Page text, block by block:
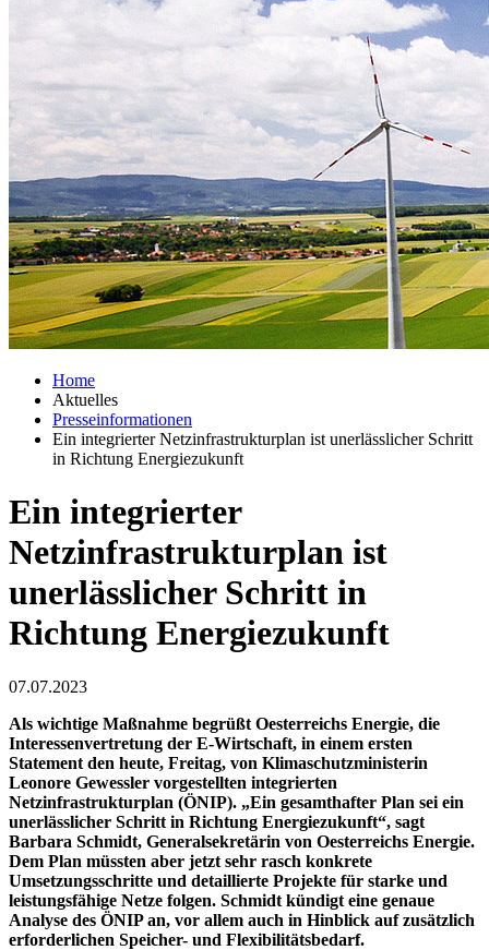
Home
Aktuelles
Presseinformationen
Ein integrierter Netzinfrastrukturplan ist unerlässlicher Schritt
in Richtung Energiezukunft
Ein integrierter
Netzinfrastrukturplan ist
unerlässlicher Schritt in
Richtung Energiezukunft
07.07.2023
Als wichtige Maßnahme begrüßt Oesterreichs Energie, die
Interessenvertretung der E-Wirtschaft, in einem ersten
Statement den heute, Freitag, von Klimaschutz­ministerin
Leonore Gewessler vorgestellten integrierten
Netzinfrastrukturplan (ÖNIP). „Ein gesamthafter Plan sei ein
unerlässlicher Schritt in Richtung Energiezukunft“, sagt
Barbara Schmidt, Generalsekretärin von Oesterreichs Energie.
Dem Plan müssten aber jetzt sehr rasch konkrete
Umsetzungsschritte und detaillierte Projekte für starke und
leistungsfähige Netze folgen. Schmidt kündigt eine genaue
Analyse des ÖNIP an, vor allem auch in Hinblick auf zusätzlich
erforderlichen Speicher- und Flexibilitätsbedarf.